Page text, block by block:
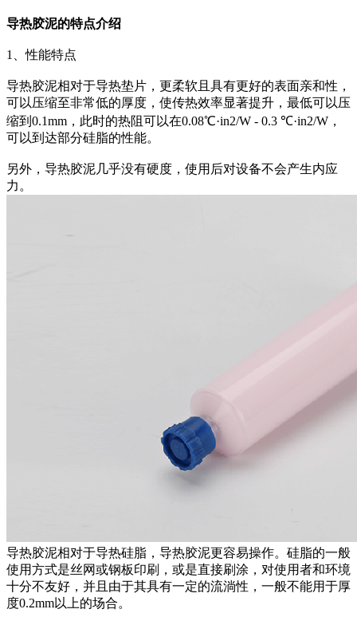
导热胶泥的特点介绍
1、性能特点
导热胶泥相对于导热垫片，更柔软且具有更好的表面亲和性，
可以压缩至非常低的厚度，使传热效率显著提升，最低可以压
缩到0.1mm，此时的热阻可以在0.08℃·in2/W - 0.3 ℃·in2/W，
可以到达部分硅脂的性能。
另外，导热胶泥几乎没有硬度，使用后对设备不会产生内应
力。
导热胶泥相对于导热硅脂，导热胶泥更容易操作。硅脂的一般
使用方式是丝网或钢板印刷，或是直接刷涂，对使用者和环境
十分不友好，并且由于其具有一定的流淌性，一般不能用于厚
度0.2mm以上的场合。